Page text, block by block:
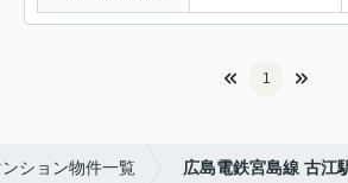
1
ション物件一覧 広島電鉄宮島線 古江